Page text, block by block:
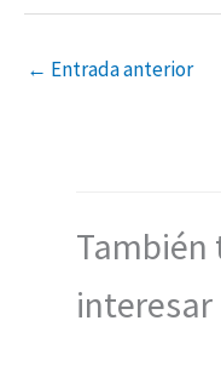
← Entrada anterior
También
interesar